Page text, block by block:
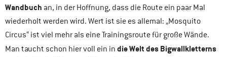
Wandbuch an, in der Hoffnung, dass die Route ein paar Mal
wiederholt werden wird. Wert ist sie es allemal: „Mosquito
Circus“ ist viel mehr als eine Trainingsroute für große Wände.
Man taucht schon hier voll ein in die Welt des Bigwallkletterns